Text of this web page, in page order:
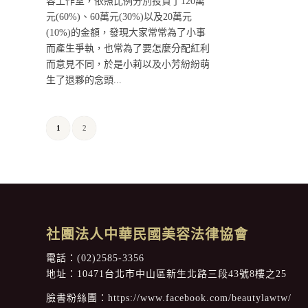
元(60%)、60萬元(30%)以及20萬元
(10%)的金額，發現大家常常為了小事
而產生爭執，也常為了要怎麼分配紅利
而意見不同，於是小莉以及小芳紛紛萌
生了退夥的念頭...
1 2
社團法人中華民國美容法律協會
電話： (02)2585-3356
地址：10471台北市中山區新生北路三段43號8樓之25
臉書粉絲團： https://www.facebook.com/beautylawtw/